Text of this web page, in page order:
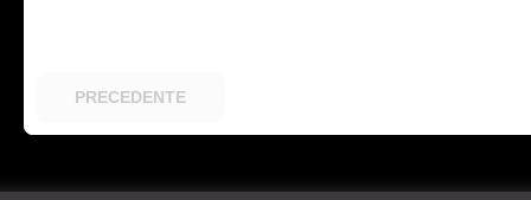
PRECEDENTE